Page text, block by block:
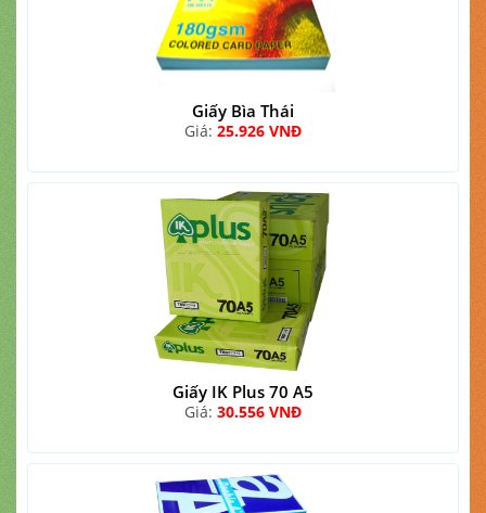
Giấy Bìa Thái
Giá: 25.926 VNĐ
Giấy IK Plus 70 A5
Giá: 30.556 VNĐ